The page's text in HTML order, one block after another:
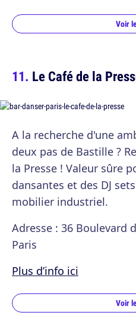
Voir
Le Café de la
A la recherche d'une
deux pas de Bastille ?
la Presse ! Valeur sûre
dansantes et des DJ
mobilier industriel.
Adresse : 36 Boulevard
Paris
Plus d’info ici
Voir